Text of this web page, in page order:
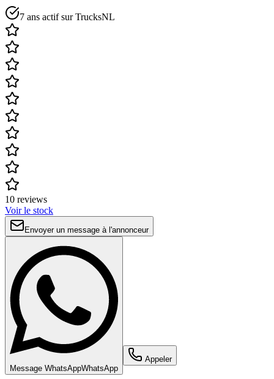
7 ans actif sur TrucksNL
10 reviews
Voir le stock
Envoyer un message à l'annonceur
Message WhatsAppWhatsApp
Appeler